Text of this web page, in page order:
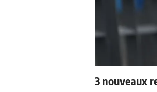
3 nouveaux